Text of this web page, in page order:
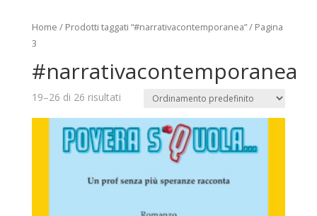
Home / Prodotti taggati “#narrativacontemporanea”/ Pagina
3
#narrativacontemporanea
19–26 di 26 risultati